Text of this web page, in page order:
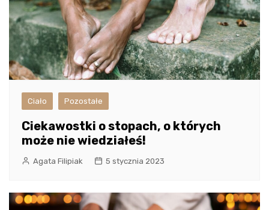
Ciało Pozostałe
Ciekawostki o stopach, o których
może nie wiedziałeś!
Agata Filipiak 5 stycznia 2023